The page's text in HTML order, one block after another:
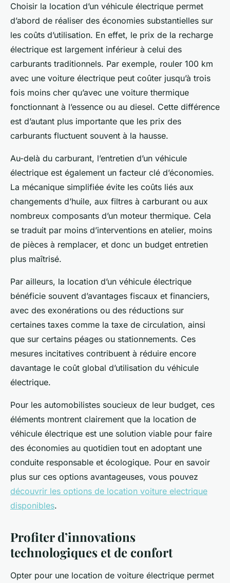
Choisir la location d’un véhicule électrique permet
d’abord de réaliser des économies substantielles sur
les coûts d’utilisation. En effet, le prix de la recharge
électrique est largement inférieur à celui des
carburants traditionnels. Par exemple, rouler 100 km
avec une voiture électrique peut coûter jusqu’à trois
fois moins cher qu’avec une voiture thermique
fonctionnant à l’essence ou au diesel. Cette différence
est d’autant plus importante que les prix des
carburants fluctuent souvent à la hausse.
Au-delà du carburant, l’entretien d’un véhicule
électrique est également un facteur clé d’économies.
La mécanique simplifiée évite les coûts liés aux
changements d’huile, aux filtres à carburant ou aux
nombreux composants d’un moteur thermique. Cela
se traduit par moins d’interventions en atelier, moins
de pièces à remplacer, et donc un budget entretien
plus maîtrisé.
Par ailleurs, la location d’un véhicule électrique
bénéficie souvent d’avantages fiscaux et financiers,
avec des exonérations ou des réductions sur
certaines taxes comme la taxe de circulation, ainsi
que sur certains péages ou stationnements. Ces
mesures incitatives contribuent à réduire encore
davantage le coût global d’utilisation du véhicule
électrique.
Pour les automobilistes soucieux de leur budget, ces
éléments montrent clairement que la location de
véhicule électrique est une solution viable pour faire
des économies au quotidien tout en adoptant une
conduite responsable et écologique. Pour en savoir
plus sur ces options avantageuses, vous pouvez
découvrir les options de location voiture electrique
disponibles.
Profiter d’innovations
technologiques et de confort
Opter pour une location de voiture électrique permet